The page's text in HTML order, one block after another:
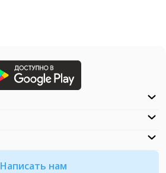
Написать нам